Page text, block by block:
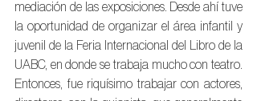
mediación de las exposiciones. Desde ahí tuve
la oportunidad de organizar el área infantil y
juvenil de la Feria Internacional del Libro de la
UABC, en donde se trabaja mucho con teatro.
Entonces, fue riquísimo trabajar con actores,